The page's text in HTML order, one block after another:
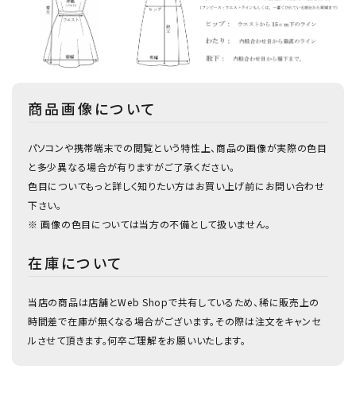
商品画像について
パソコンや携帯端末での閲覧という特性上、商品の画像が実際の色目
と多少異なる場合が有りますがご了承ください。
色目についてもっと詳しく知りたい方はお買い上げ前にお問い合わせ
下さい。
※ 画像の色目については当方の不備として扱いません。
在庫について
当店の商品は店舗とWeb Shopで共有しているため、稀に販売上の
時間差で在庫が無くなる場合がございます。その際は注文をキャンセ
ルさせて頂きます。何卒ご理解をお願いいたします。